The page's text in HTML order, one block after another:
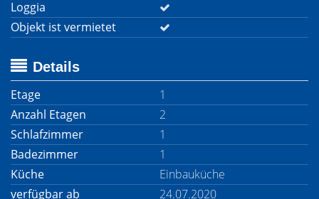
Loggia
Objekt ist vermietet
Details
Etage
1
Anzahl Etagen
2
Schlafzimmer
1
Badezimmer
1
Küche
Einbauküche
verfügbar ab
24.07.2020